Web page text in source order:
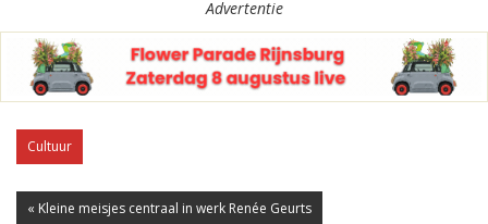
Advertentie
Cultuur
« Kleine meisjes centraal in werk Renée Geurts